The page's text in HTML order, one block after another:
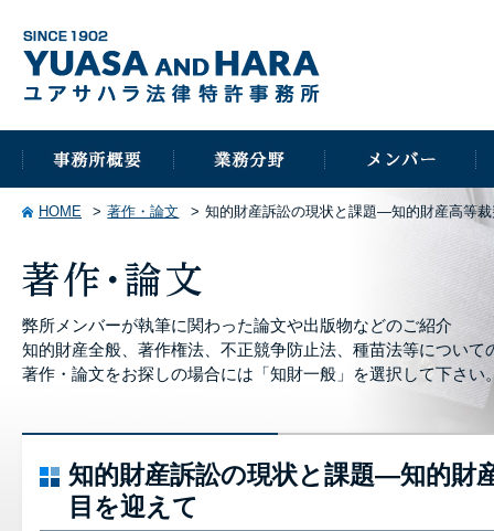
HOME 著作・論文 知的財産訴訟の現状と課題―知的財産高等
弊所メンバーが執筆に関わった論文や出版物などのご紹介
知的財産全般、著作権法、不正競争防止法、種苗法等について
著作・論文をお探しの場合には「知財一般」を選択して下さい
知的財産訴訟の現状と課題―知的財
目を迎えて